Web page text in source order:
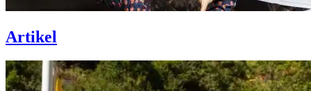
Artikel